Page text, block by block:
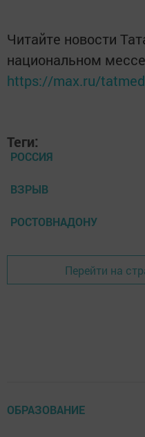
Читайте новости
национальном
https://max.ru/
Теги:
РОССИЯ
ВЗРЫВ
РОСТОВНАДОНУ
Перейти на
ОБРАЗОВАНИЕ